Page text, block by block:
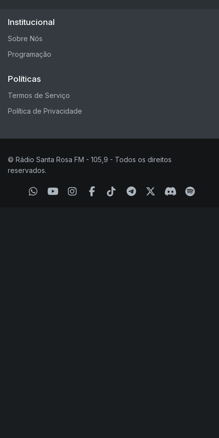
Institucional
Sobre Nós
Programação
Políticas
Termos de Serviço
Política de Privacidade
© Rádio Santa Rosa FM - 105,9 - Todos os direitos
reservados.